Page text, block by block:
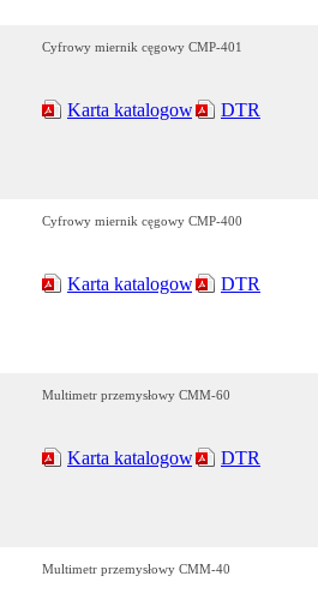
Cyfrowy miernik cęgowy CMP-401
Karta katalogowa DTR
Cyfrowy miernik cęgowy CMP-400
Karta katalogowa DTR
Multimetr przemysłowy CMM-60
Karta katalogowa DTR
Multimetr przemysłowy CMM-40